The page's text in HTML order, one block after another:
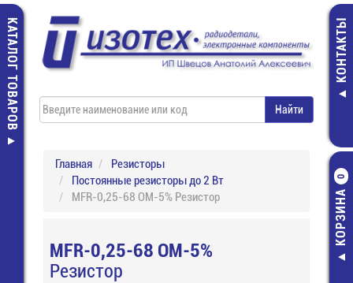
КАТАЛОГ ТОВАРОВ КОНТАКТЫ
КОРЗИНА
0
Главная
Резисторы
Постоянные резисторы до 2 Вт
MFR-0,25-68 ОМ-5% Резистор
MFR-0,25-68 ОМ-5%
Резистор